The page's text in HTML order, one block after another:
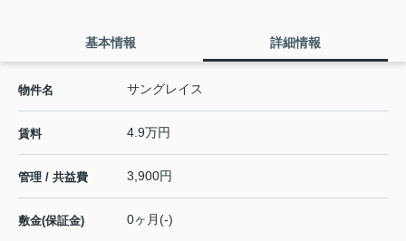
基本情報 詳細情報
物件名 サングレイス
賃料 4.9万円
管理 / 共益費 3,900円
敷金(保証金) 0ヶ月(-)